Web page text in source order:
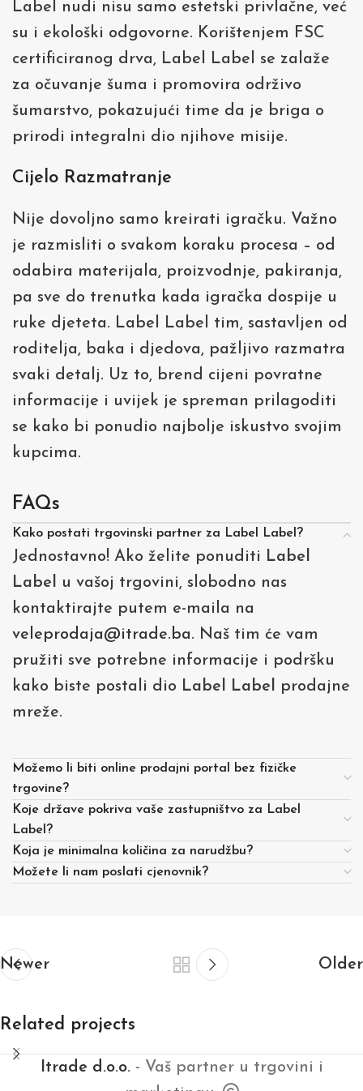
Label nudi nisu samo estetski privlačne, već
su i ekološki odgovorne. Korištenjem FSC
certificiranog drva, Label Label se zalaže
za očuvanje šuma i promovira održivo
šumarstvo, pokazujući time da je briga o
prirodi integralni dio njihove misije.
Cijelo Razmatranje
Nije dovoljno samo kreirati igračku. Važno
je razmisliti o svakom koraku procesa – od
odabira materijala, proizvodnje, pakiranja,
pa sve do trenutka kada igračka dospije u
ruke djeteta. Label Label tim, sastavljen od
roditelja, baka i djedova, pažljivo razmatra
svaki detalj. Uz to, brend cijeni povratne
informacije i uvijek je spreman prilagoditi
se kako bi ponudio najbolje iskustvo svojim
kupcima.
FAQs
Kako postati trgovinski partner za Label Label?
Jednostavno! Ako želite ponuditi Label
Label u vašoj trgovini, slobodno nas
kontaktirajte putem e-maila na
veleprodaja@itrade.ba. Naš tim će vam
pružiti sve potrebne informacije i podršku
kako biste postali dio Label Label prodajne
mreže.
Možemo li biti online prodajni portal bez fizičke
trgovine?
Koje države pokriva vaše zastupništvo za Label
Label?
Koja je minimalna količina za narudžbu?
Možete li nam poslati cjenovnik?
Newer Older
Related projects
Itrade d.o.o.- Vaš partner u trgovini i